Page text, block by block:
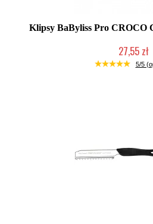
Klipsy BaByliss Pro CROCO
27,55 zł
Duża ilość (wysyłka
5/5